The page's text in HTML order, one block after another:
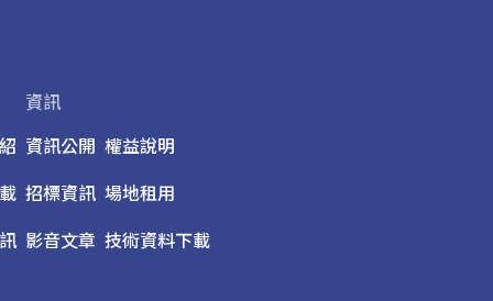
資訊
資訊公開
招標資訊
影音文章
權益說明
場地租用
技術資料下載